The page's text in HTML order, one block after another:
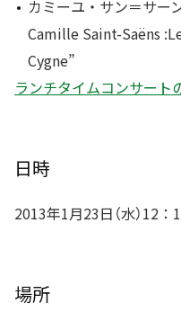
カミーユ・サン＝サー
Camille Saint-Saëns
Cygne”
ランチタイムコンサート
日時
2013年1月23日（水）12：
場所